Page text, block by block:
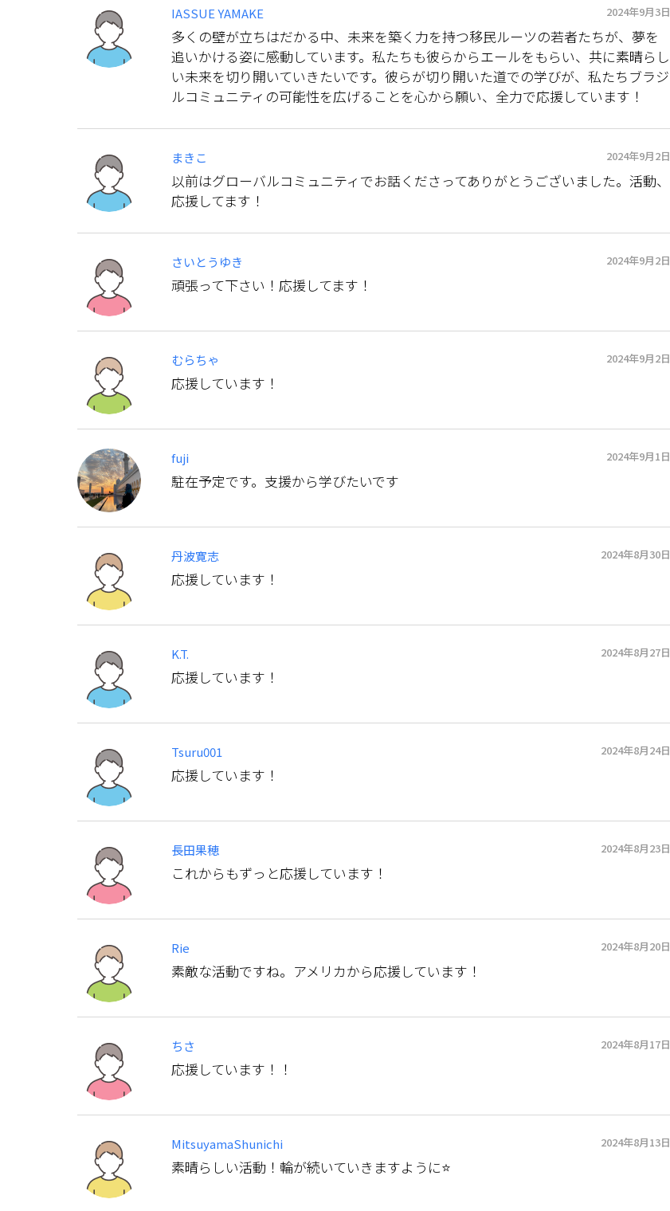
IASSUE YAMAKE 2024年9月3日
多くの壁が立ちはだかる中、未来を築く力を持つ移民ルーツの若者たちが、夢を
追いかける姿に感動しています。私たちも彼らからエールをもらい、共に素晴らし
い未来を切り開いていきたいです。彼らが切り開いた道での学びが、私たちブラジ
ルコミュニティの可能性を広げることを心から願い、全力で応援しています！
まきこ 2024年9月2日
以前はグローバルコミュニティでお話くださってありがとうございました。活動、
応援してます！
さいとうゆき 2024年9月2日
頑張って下さい！応援してます！
むらちゃ 2024年9月2日
応援しています！
fuji 2024年9月1日
駐在予定です。支援から学びたいです
丹波寛志 2024年8月30日
応援しています！
K.T. 2024年8月27日
応援しています！
Tsuru001 2024年8月24日
応援しています！
長田果穂 2024年8月23日
これからもずっと応援しています！
Rie 2024年8月20日
素敵な活動ですね。アメリカから応援しています！
ちさ 2024年8月17日
応援しています！！
MitsuyamaShunichi 2024年8月13日
素晴らしい活動！輪が続いていきますように⭐